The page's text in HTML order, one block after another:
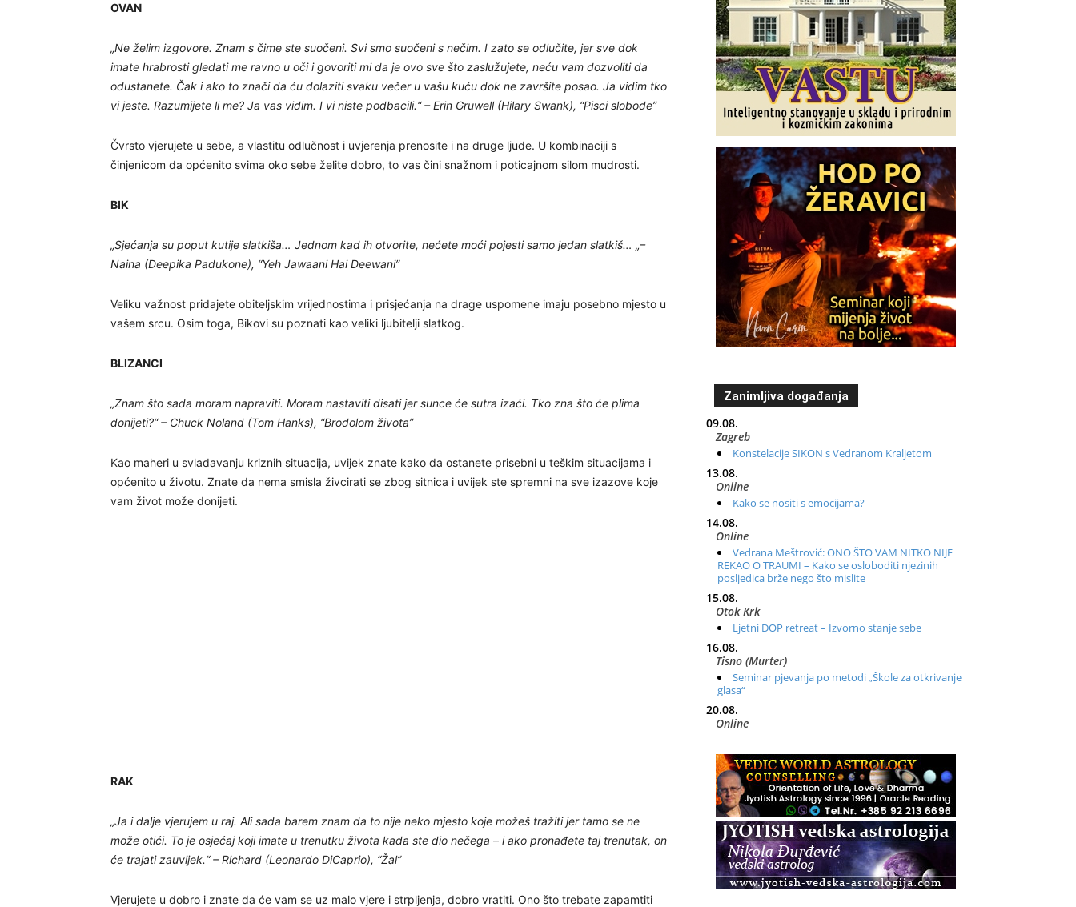
OVAN
„Ne želim izgovore. Znam s čime ste suočeni. Svi smo suočeni s nečim. I zato se odlučite, jer sve dok
imate hrabrosti gledati me ravno u oči i govoriti mi da je ovo sve što zaslužujete, neću vam dozvoliti da
odustanete. Čak i ako to znači da ću dolaziti svaku večer u vašu kuću dok ne završite posao. Ja vidim tko
vi jeste. Razumijete li me? Ja vas vidim. I vi niste podbacili.“ – Erin Gruwell (Hilary Swank), “Pisci slobode”
Čvrsto vjerujete u sebe, a vlastitu odlučnost i uvjerenja prenosite i na druge ljude. U kombinaciji s
činjenicom da općenito svima oko sebe želite dobro, to vas čini snažnom i poticajnom silom mudrosti.
BIK
„Sjećanja su poput kutije slatkiša… Jednom kad ih otvorite, nećete moći pojesti samo jedan slatkiš… „–
Naina (Deepika Padukone), “Yeh Jawaani Hai Deewani”
Veliku važnost pridajete obiteljskim vrijednostima i prisjećanja na drage uspomene imaju posebno mjesto u
vašem srcu. Osim toga, Bikovi su poznati kao veliki ljubitelji slatkog.
BLIZANCI
„Znam što sada moram napraviti. Moram nastaviti disati jer sunce će sutra izaći. Tko zna što će plima
donijeti?“ – Chuck Noland (Tom Hanks), “Brodolom života”
Kao maheri u svladavanju kriznih situacija, uvijek znate kako da ostanete prisebni u teškim situacijama i
općenito u životu. Znate da nema smisla živcirati se zbog sitnica i uvijek ste spremni na sve izazove koje
vam život može donijeti.
RAK
„Ja i dalje vjerujem u raj. Ali sada barem znam da to nije neko mjesto koje možeš tražiti jer tamo se ne
može otići. To je osjećaj koji imate u trenutku života kada ste dio nečega – i ako pronađete taj trenutak, on
će trajati zauvijek.“ – Richard (Leonardo DiCaprio), “Žal”
Vjerujete u dobro i znate da će vam se uz malo vjere i strpljenja, dobro vratiti. Ono što trebate zapamtiti
Zanimljiva događanja
09.08.
Zagreb
Konstelacije SIKON s Vedranom Kraljetom
13.08.
Online
Kako se nositi s emocijama?
14.08.
Online
Vedrana Meštrović: ONO ŠTO VAM NITKO NIJE
REKAO O TRAUMI – Kako se osloboditi njezinih
posljedica brže nego što mislite
15.08.
Otok Krk
Ljetni DOP retreat – Izvorno stanje sebe
16.08.
Tisno (Murter)
Seminar pjevanja po metodi „Škole za otkrivanje
glasa“
20.08.
Online
Radionica: Pomagači iz drugih dimenzija Online –
otvoreno za sve
21.08.
Zagreb+Online
Osnovni ThetaHealing® tečaj, Zagreb i Online
22.08.
Pula
Access BARS®, otpusti stres
23.08.
Pula